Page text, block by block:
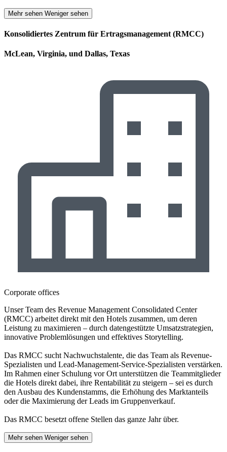
Mehr sehen Weniger sehen
Konsolidiertes Zentrum für Ertragsmanagement (RMCC)
McLean, Virginia, und Dallas, Texas
Corporate offices
Unser Team des Revenue Management Consolidated Center
(RMCC) arbeitet direkt mit den Hotels zusammen, um deren
Leistung zu maximieren – durch datengestützte Umsatzstrategien,
innovative Problemlösungen und effektives Storytelling.
Das RMCC sucht Nachwuchstalente, die das Team als Revenue-
Spezialisten und Lead-Management-Service-Spezialisten verstärken.
Im Rahmen einer Schulung vor Ort unterstützen die Teammitglieder
die Hotels direkt dabei, ihre Rentabilität zu steigern – sei es durch
den Ausbau des Kundenstamms, die Erhöhung des Marktanteils
oder die Maximierung der Leads im Gruppenverkauf.
Das RMCC besetzt offene Stellen das ganze Jahr über.
Mehr sehen Weniger sehen